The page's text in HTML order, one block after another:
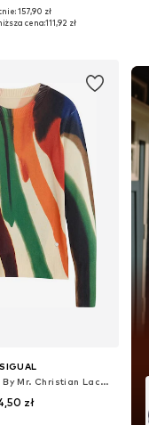
+7
XS, S, M, L
157,90 zł
cena:111,92 zł
Sweter 'Designed By Mr. Christian Lacroix'
zł